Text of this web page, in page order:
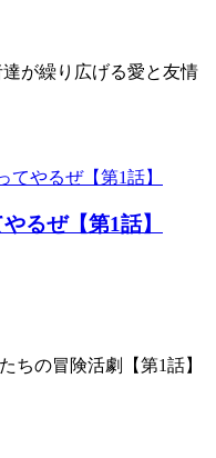
が繰り広げる愛と友情
るぜ【第1話】
ちの冒険活劇【第1話】